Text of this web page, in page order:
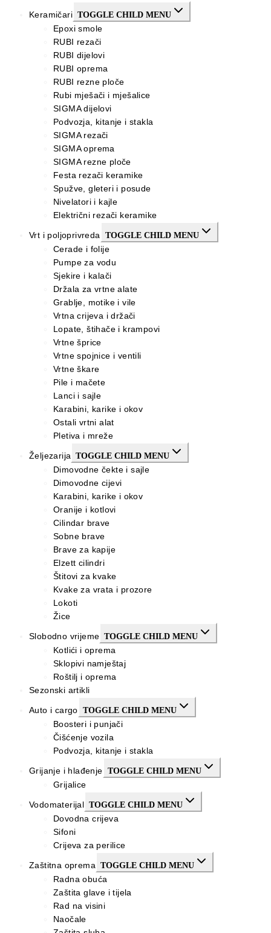
Keramičari TOGGLE CHILD MENU
Epoxi smole
RUBI rezači
RUBI dijelovi
RUBI oprema
RUBI rezne ploče
Rubi mješači i mješalice
SIGMA dijelovi
Podvozja, kitanje i stakla
SIGMA rezači
SIGMA oprema
SIGMA rezne ploče
Festa rezači keramike
Spužve, gleteri i posude
Nivelatori i kajle
Električni rezači keramike
Vrt i poljoprivreda TOGGLE CHILD MENU
Cerade i folije
Pumpe za vodu
Sjekire i kalači
Držala za vrtne alate
Grablje, motike i vile
Vrtna crijeva i držači
Lopate, štihače i krampovi
Vrtne šprice
Vrtne spojnice i ventili
Vrtne škare
Pile i mačete
Lanci i sajle
Karabini, karike i okov
Ostali vrtni alat
Pletiva i mreže
Željezarija TOGGLE CHILD MENU
Dimovodne čekte i sajle
Dimovodne cijevi
Karabini, karike i okov
Oranije i kotlovi
Cilindar brave
Sobne brave
Brave za kapije
Elzett cilindri
Štitovi za kvake
Kvake za vrata i prozore
Lokoti
Žice
Slobodno vrijeme TOGGLE CHILD MENU
Kotlići i oprema
Sklopivi namještaj
Roštilj i oprema
Sezonski artikli
Auto i cargo TOGGLE CHILD MENU
Boosteri i punjači
Čišćenje vozila
Podvozja, kitanje i stakla
Grijanje i hlađenje TOGGLE CHILD MENU
Grijalice
Vodomaterijal TOGGLE CHILD MENU
Dovodna crijeva
Sifoni
Crijeva za perilice
Zaštitna oprema TOGGLE CHILD MENU
Radna obuća
Zaštita glave i tijela
Rad na visini
Naočale